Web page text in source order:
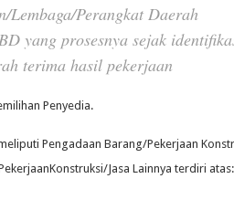
Lembaga/Perangkat Daerah
yang prosesnya sejak
terima hasil pekerjaan
Penyedia.
Pengadaan Barang/Pekerjaan
Jasa Lainnya terdiri atas: